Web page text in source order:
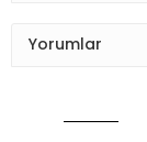
Yorumlar